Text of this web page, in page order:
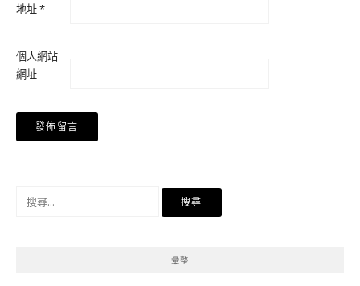
地址*
個人網站
網址
彙整